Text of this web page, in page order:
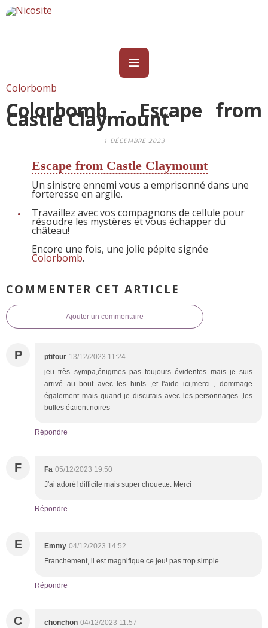
Colorbomb
Colorbomb - Escape from
Castle Claymount
1 DÉCEMBRE 2023
Escape from Castle Claymount
Un sinistre ennemi vous a emprisonné dans une
forteresse en argile.
Travaillez avec vos compagnons de cellule pour
résoudre les mystères et vous échapper du
château!
Encore une fois, une jolie pépite signée
Colorbomb.
COMMENTER CET ARTICLE
Ajouter un commentaire
P ptifour 13/12/2023 11:24
jeu très sympa,énigmes pas toujours évidentes mais je suis
arrivé au bout avec les hints ,et l'aide ici,merci , dommage
également mais quand je discutais avec les personnages ,les
bulles étaient noires
Répondre
F Fa 05/12/2023 19:50
J'ai adoré! difficile mais super chouette. Merci
Répondre
E Emmy 04/12/2023 14:52
Franchement, il est magnifique ce jeu! pas trop simple
Répondre
C chonchon 04/12/2023 11:57